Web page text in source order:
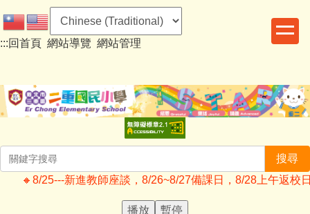
到
主
容
區
:::回首頁 網站導覽 網站管理
搜尋
🔸️8/25---新進教師座談，8/26~8/27備課日，8/28上午返
播放 暫停